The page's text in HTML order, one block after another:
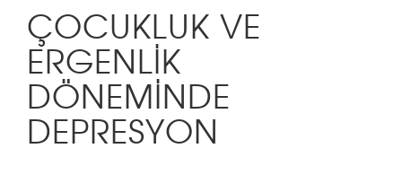
ÇOCUKLUK VE
ERGENLİK
DÖNEMİNDE
DEPRESYON